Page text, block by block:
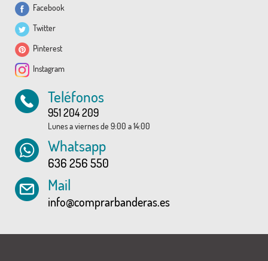
Facebook
Twitter
Pinterest
Instagram
Teléfonos
951 204 209
Lunes a viernes de 9:00 a 14:00
Whatsapp
636 256 550
Mail
info@comprarbanderas.es